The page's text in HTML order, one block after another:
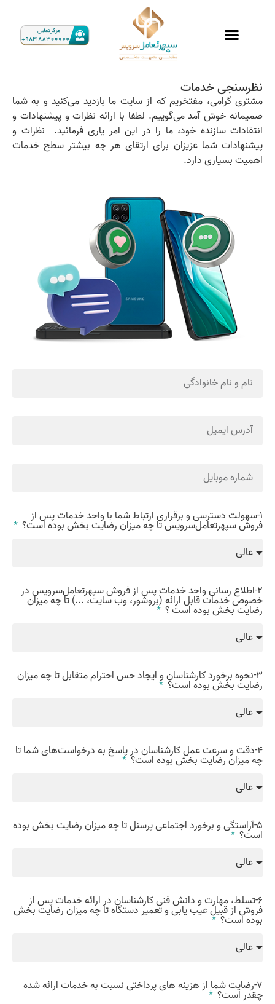
نظرسنجی خدمات
مشتری گرامی، مفتخریم که از سایت ما بازدید می‌کنید و به شما
صمیمانه خوش آمد می‌گوییم. لطفا با ارائه نظرات و پیشنهادات و
انتقادات سازنده خود، ما را در این امر یاری فرمائید. نظرات و
پیشنهادات شما عزیزان برای ارتقای هر چه بیشتر سطح خدمات
اهمیت بسیاری دارد.
1-سهولت دسترسی و برقراری ارتباط شما با واحد خدمات پس از
فروش سپهرتعامل‌سرویس تا چه میزان رضایت بخش بوده است؟
2-اطلاع رسانی واحد خدمات پس از فروش سپهرتعامل‌سرویس در
خصوص خدمات قابل ارائه (بروشور، وب سایت، ...) تا چه میزان
رضایت بخش بوده است ؟
3-نحوه برخورد کارشناسان و ایجاد حس احترام متقابل تا چه میزان
رضایت بخش بوده است؟
4-دقت و سرعت عمل کارشناسان در پاسخ به درخواست‌های شما تا
چه میزان رضایت بخش بوده است؟
5-آراستگی و برخورد اجتماعی پرسنل تا چه میزان رضایت بخش بوده
است؟
6-تسلط، مهارت و دانش فنی کارشناسان در ارائه خدمات پس از
فروش از قبیل عیب یابی و تعمیر دستگاه تا چه میزان رضایت بخش
بوده است؟
7-رضایت شما از هزینه های پرداختی نسبت به خدمات ارائه شده
چقدر است؟